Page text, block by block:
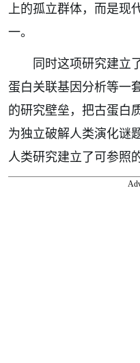
上的孤立群体，而是现
一。
同时这项研究建立
蛋白关联基因分析等一
的研究壁垒，把古蛋白
为独立破解人类演化谜
人类研究建立了可参照